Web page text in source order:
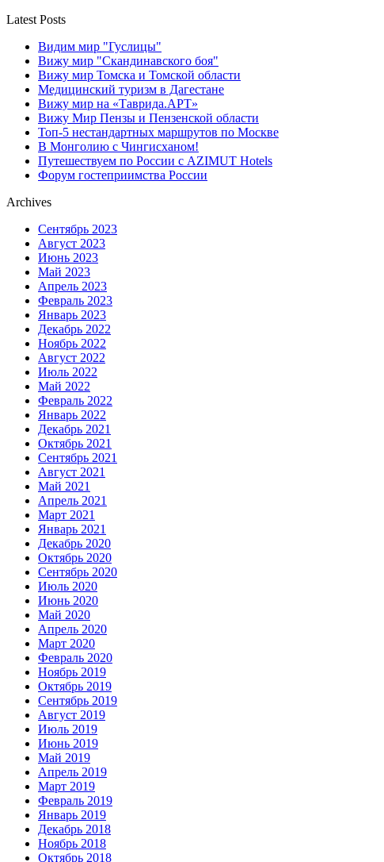
Latest Posts
Видим мир "Гуслицы"
Вижу мир "Скандинавского боя"
Вижу мир Томска и Томской области
Медицинский туризм в Дагестане
Вижу мир на «Таврида.АРТ»
Вижу Мир Пензы и Пензенской области
Топ-5 нестандартных маршрутов по Москве
В Монголию с Чингисханом!
Путешествуем по России с AZIMUT Hotels
Форум гостеприимства России
Archives
Сентябрь 2023
Август 2023
Июнь 2023
Май 2023
Апрель 2023
Февраль 2023
Январь 2023
Декабрь 2022
Ноябрь 2022
Август 2022
Июль 2022
Май 2022
Февраль 2022
Январь 2022
Декабрь 2021
Октябрь 2021
Сентябрь 2021
Август 2021
Май 2021
Апрель 2021
Март 2021
Январь 2021
Декабрь 2020
Октябрь 2020
Сентябрь 2020
Июль 2020
Июнь 2020
Май 2020
Апрель 2020
Март 2020
Февраль 2020
Ноябрь 2019
Октябрь 2019
Сентябрь 2019
Август 2019
Июль 2019
Июнь 2019
Май 2019
Апрель 2019
Март 2019
Февраль 2019
Январь 2019
Декабрь 2018
Ноябрь 2018
Октябрь 2018